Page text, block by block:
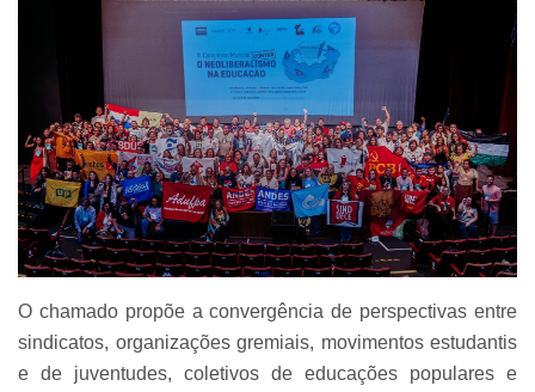
O chamado propõe a convergência de perspectivas entre
sindicatos, organizações gremiais, movimentos estudantis
e de juventudes, coletivos de educações populares e